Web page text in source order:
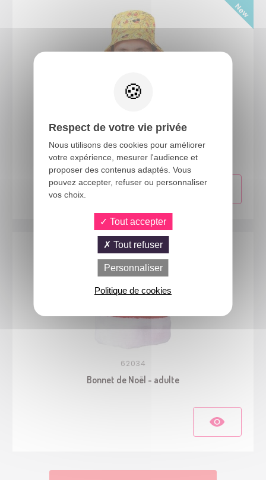
24470
Bob canards
62034
Bonnet de Noël - adulte
Respect de votre vie privée
Nous utilisons des cookies pour améliorer
votre expérience, mesurer l'audience et
proposer des contenus adaptés. Vous
pouvez accepter, refuser ou personnaliser
vos choix.
Tout accepter
Tout refuser
Personnaliser
Politique de cookies